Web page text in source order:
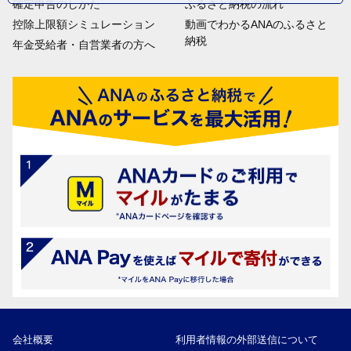
確定申告のしかた
控除上限額シミュレーション
年金受給者・自営業者の方へ
ふるさと納税の流れ
動画でわかるANAのふるさと
納税
会社概要 利用者情報の外部送信について